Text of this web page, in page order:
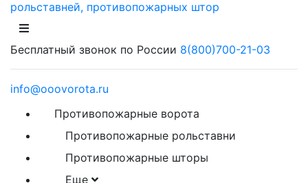
Бесплатный звонок по России 8(800)700-21-03
info@ooovorota.ru
Противопожарные ворота
Противопожарные рольставни
Противопожарные шторы
Еще